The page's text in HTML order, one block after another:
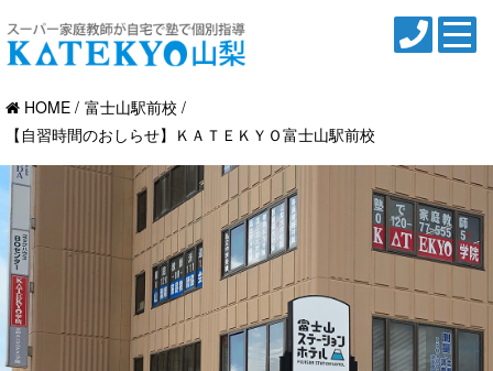
HOME
富士山駅前校
【自習時間のおしらせ】ＫＡＴＥＫＹＯ富士山駅前校